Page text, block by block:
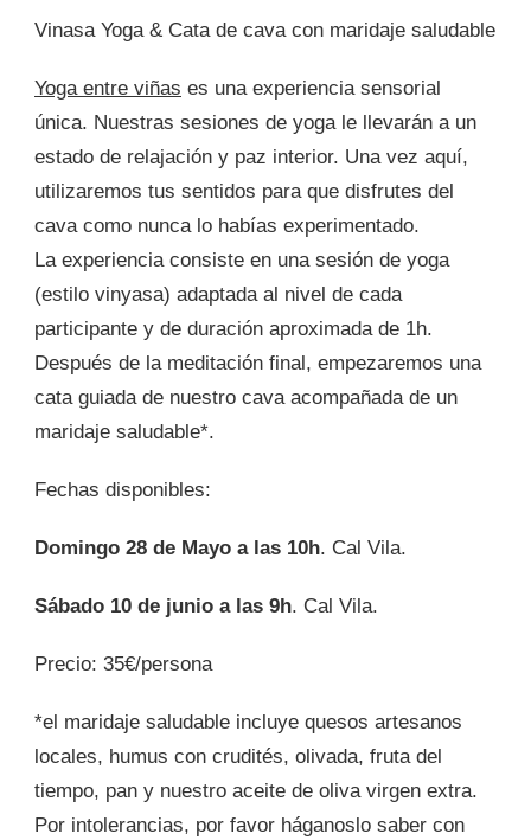
Vinasa Yoga & Cata de cava con maridaje saludable
Yoga entre viñas es una experiencia sensorial
única. Nuestras sesiones de yoga le llevarán a un
estado de relajación y paz interior. Una vez aquí,
utilizaremos tus sentidos para que disfrutes del
cava como nunca lo habías experimentado.
La experiencia consiste en una sesión de yoga
(estilo vinyasa) adaptada al nivel de cada
participante y de duración aproximada de 1h.
Después de la meditación final, empezaremos una
cata guiada de nuestro cava acompañada de un
maridaje saludable*.
Fechas disponibles:
Domingo 28 de Mayo a las 10h. Cal Vila.
Sábado 10 de junio a las 9h. Cal Vila.
Precio: 35€/persona
*el maridaje saludable incluye quesos artesanos
locales, humus con crudités, olivada, fruta del
tiempo, pan y nuestro aceite de oliva virgen extra.
Por intolerancias, por favor háganoslo saber con